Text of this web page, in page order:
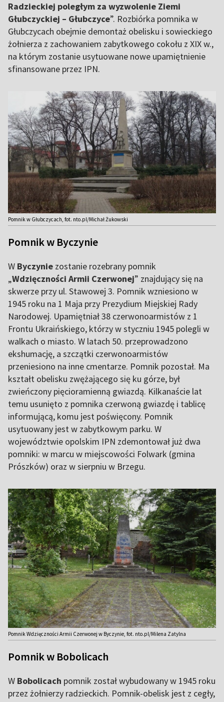
Radzieckiej poległym za wyzwolenie Ziemi
Głubczyckiej – Głubczyce”. Rozbiórka pomnika w
Głubczycach obejmie demontaż obelisku i sowieckiego
żołnierza z zachowaniem zabytkowego cokołu z XIX w.,
na którym zostanie usytuowane nowe upamiętnienie
sfinansowane przez IPN.
Pomnik w Głubczycach, fot. nto.pl/Michał Żukowski
Pomnik w Byczynie
W Byczynie zostanie rozebrany pomnik
„Wdzięczności Armii Czerwonej” znajdujący się na
skwerze przy ul. Stawowej 3. Pomnik wzniesiono w
1945 roku na 1 Maja przy Prezydium Miejskiej Rady
Narodowej. Upamiętniał 38 czerwonoarmistów z 1
Frontu Ukraińskiego, którzy w styczniu 1945 polegli w
walkach o miasto. W latach 50. przeprowadzono
ekshumację, a szczątki czerwonoarmistów
przeniesiono na inne cmentarze. Pomnik pozostał. Ma
kształt obelisku zwężającego się ku górze, był
zwieńczony pięcioramienną gwiazdą. Kilkanaście lat
temu usunięto z pomnika czerwoną gwiazdę i tablicę
informującą, komu jest poświęcony. Pomnik
usytuowany jest w zabytkowym parku. W
województwie opolskim IPN zdemontował już dwa
pomniki: w marcu w miejscowości Folwark (gmina
Prószków) oraz w sierpniu w Brzegu.
Pomnik Wdzięczności Armii Czerwonej w Byczynie, fot. nto.pl/Milena Zatylna
Pomnik w Bobolicach
W Bobolicach pomnik został wybudowany w 1945 roku
przez żołnierzy radzieckich. Pomnik-obelisk jest z cegły,